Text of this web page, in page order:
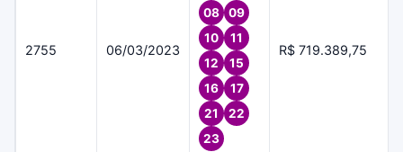
2755 06/03/2023
08
09
10
11
12
15
16
17
21
22
23
R$ 719.389,75